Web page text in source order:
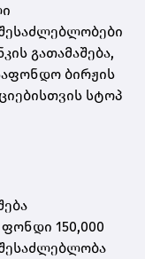
გათამაშება,
ბირჟის
სტოპ
150,000